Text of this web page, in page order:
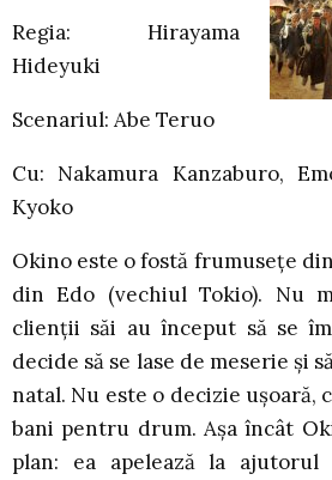
Regia: Hirayama
Hideyuki
Scenariul: Abe Teruo
Cu: Nakamura Kanzaburo,
Kyoko
Okino este o fostă frumuseţe
din Edo (vechiul Tokio). Nu
clienţii săi au început să se
decide să se lase de meserie şi
natal. Nu este o decizie uşoară,
bani pentru drum. Aşa încât
plan: ea apelează la